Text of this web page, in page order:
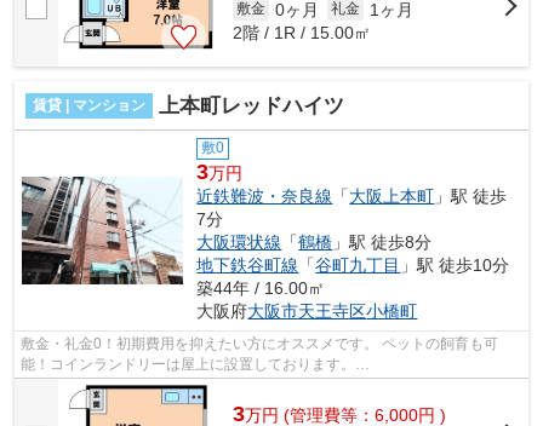
敷金 0ヶ月 礼金
1ヶ月
2階 / 1R / 15.00㎡
賃貸 | マンション 上本町レッドハイツ
敷0
3万円
近鉄難波・奈良線 「大阪上本町 」駅 徒歩
7分
大阪環状線 「鶴橋 」駅 徒歩8分
地下鉄谷町線 「谷町九丁目 」駅 徒歩10分
築44年 / 16.00㎡
大阪府大阪市天王寺区小橋町
敷金・礼金0！初期費用を抑えたい方にオススメです。 ペットの飼育も可
能！コインランドリーは屋上に設置しております。
■□■□■□■□■□■□■□■□■□■□■□■□■□■□■□■□■□■□■□■□ ご覧いただき、あ...
3万円 (管理費等：6,000円 )